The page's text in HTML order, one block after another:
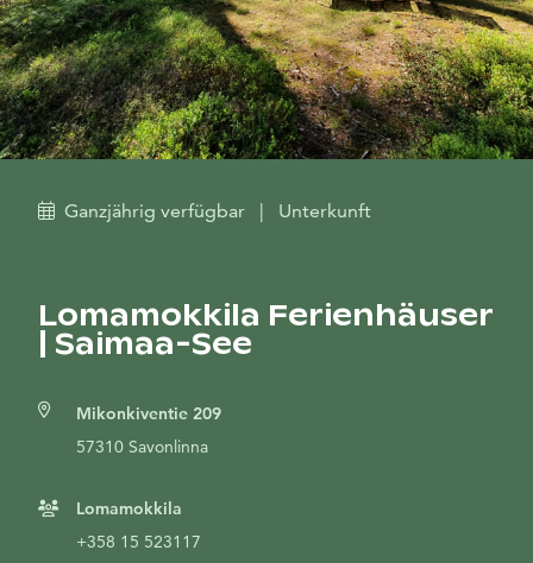
Ganzjährig verfügbar | Unterkunft
Lomamokkila Ferienhäuser
| Saimaa-See
Mikonkiventie 209
57310 Savonlinna
Lomamokkila
+358 15 523117